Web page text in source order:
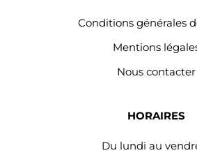
Conditions générales
Mentions
Nous contacter
HORAIRES
Du lundi au